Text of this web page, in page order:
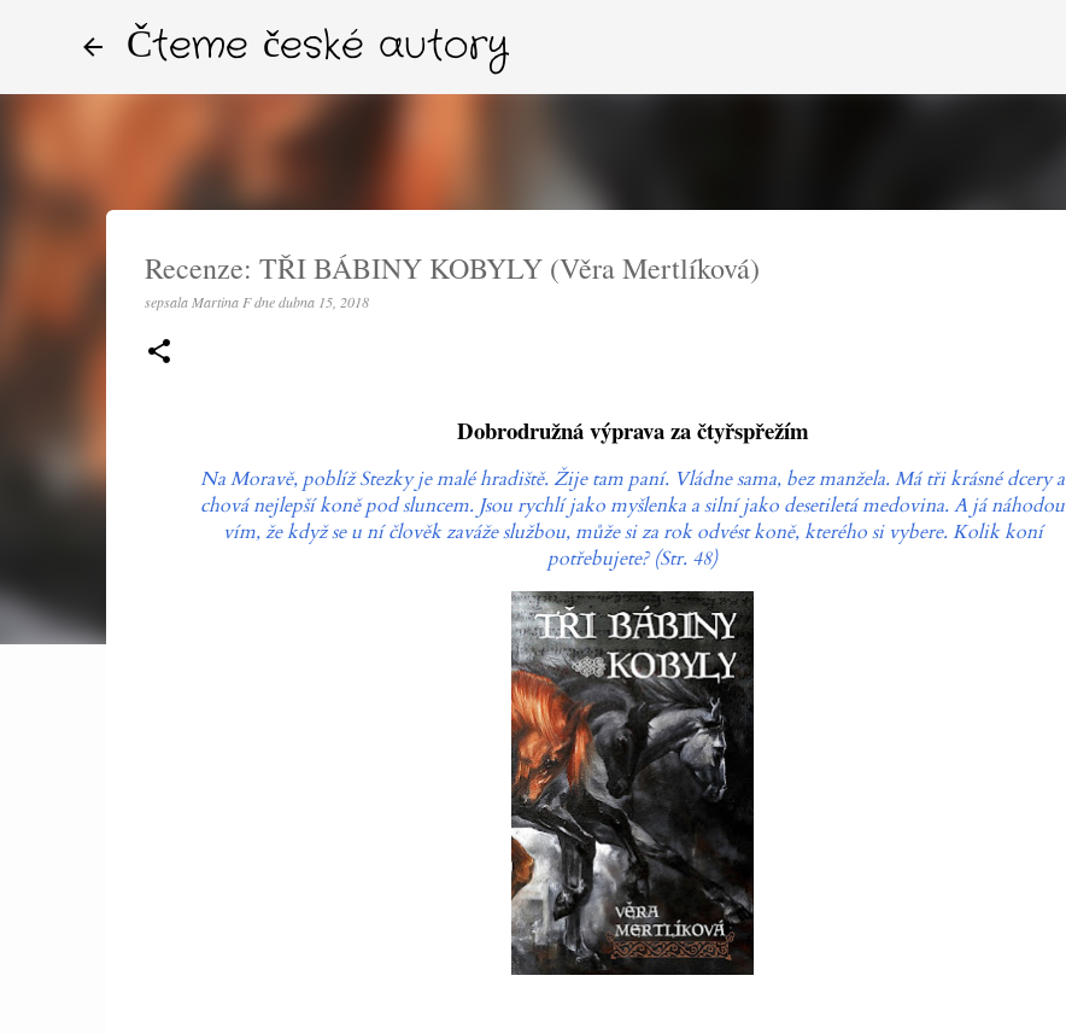
Čteme české autory
Recenze: TŘI BÁBINY KOBYLY (Věra Mertlíková)
sepsala Martina F dnedubna 15, 2018
Dobrodružná výprava za čtyřspřežím
Na Moravě, poblíž Stezky je malé hradiště. Žije tam paní. Vládne sama, bez manžela. Má tři krásné dcery a
chová nejlepší koně pod sluncem. Jsou rychlí jako myšlenka a silní jako desetiletá medovina. A já náhodou
vím, že když se u ní člověk zaváže službou, může si za rok odvést koně, kterého si vybere. Kolik koní
potřebujete?(Str. 48)